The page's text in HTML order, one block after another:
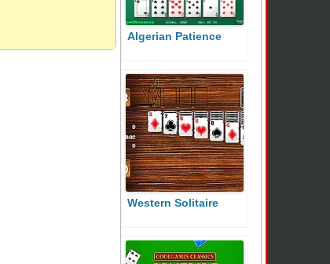
Algerian Patience
Western Solitaire